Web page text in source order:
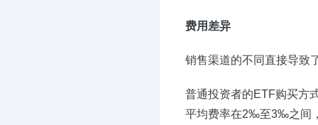
费用差异
销售渠道的不同直接导致
普通投资者的ETF购买方
平均费率在2‰至3‰之间